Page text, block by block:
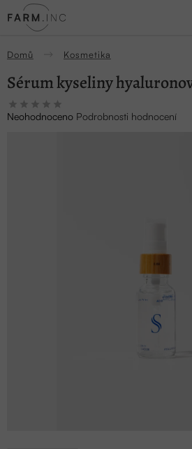
na
Domů Kosmetika
Sérum kyseliny
Průměrné
hodnocení
Neohodnoceno Podrobnosti hodnocení